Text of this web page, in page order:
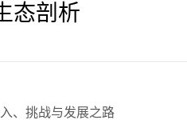
态剖析
、挑战与发展之路